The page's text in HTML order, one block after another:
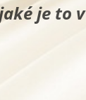
je to